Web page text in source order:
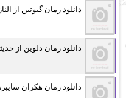
دانلود رمان گیوتین از
دانلود رمان دلوین از
دانلود رمان هکران